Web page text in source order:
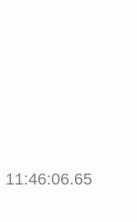
11:46:06.65